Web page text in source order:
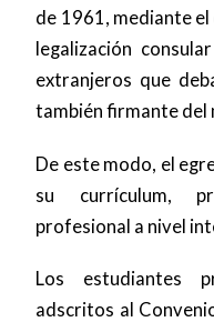
de 1961, mediante el
legalización
extranjeros que
también firmante del
De este modo, el
su currículum,
profesional a nivel
Los estudiantes
adscritos al